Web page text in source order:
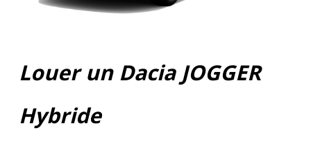
Louer un Dacia JOGGER
Hybride